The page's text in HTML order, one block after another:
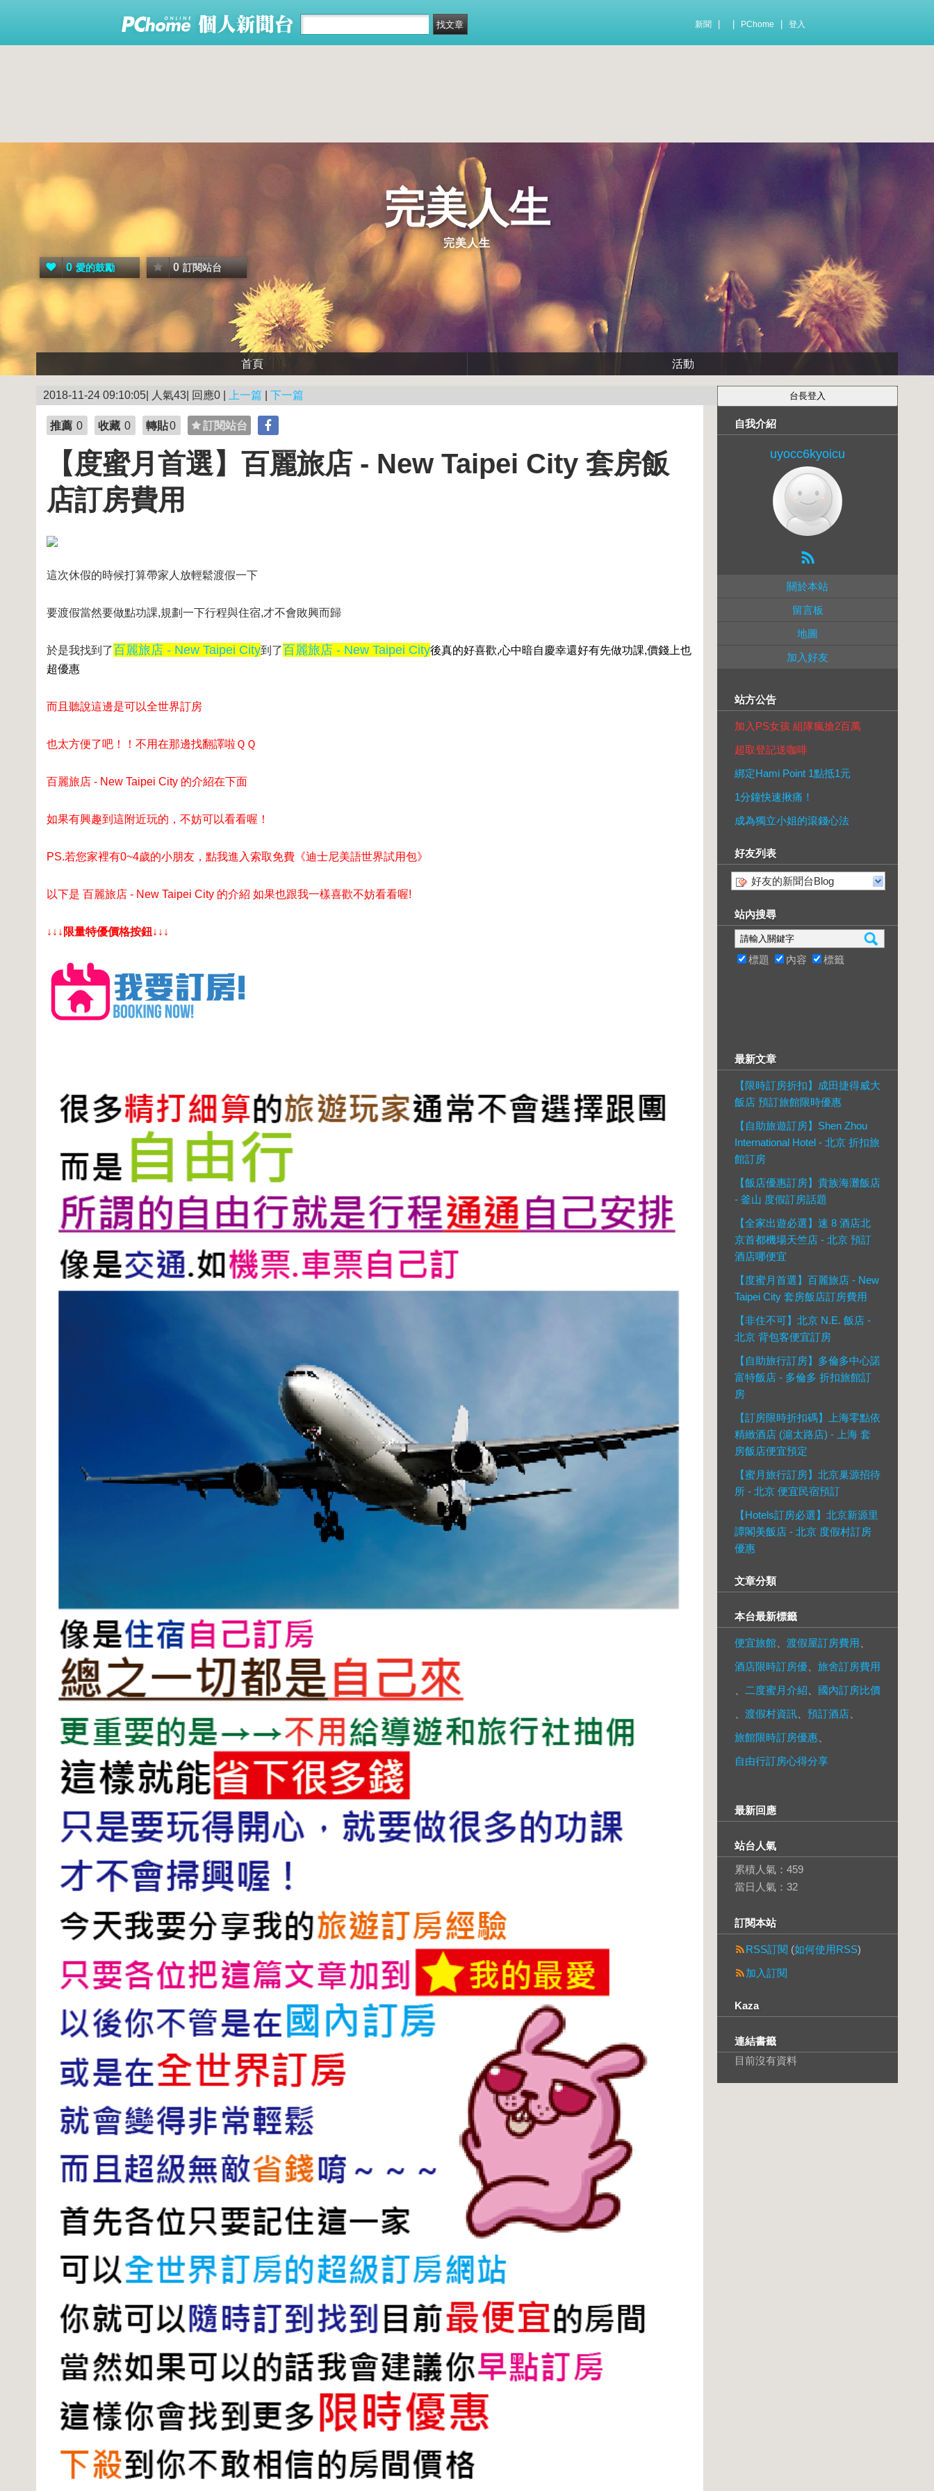
新聞 PChome 登入
完美人生
完美人生
0 愛的鼓勵 0 訂閱站台
首頁 活動
2018-11-24 09:10:05| 人氣43| 回應0 | 上一篇 下一篇
推薦 0 收藏 0 轉貼0 訂閱站台
【度蜜月首選】百麗旅店 - New Taipei City 套房飯
店訂房費用
這次休假的時候打算帶家人放輕鬆渡假一下
要渡假當然要做點功課,規劃一下行程與住宿,才不會敗興而歸
於是我找到了百麗旅店 - New Taipei City到了百麗旅店 - New Taipei City後真的好喜歡,心中暗自慶幸還好有先做功課,價錢上也
超優惠
而且聽說這邊是可以全世界訂房
也太方便了吧！！不用在那邊找翻譯啦ＱＱ
百麗旅店 - New Taipei City 的介紹在下面
如果有興趣到這附近玩的，不妨可以看看喔！
PS.若您家裡有0~4歲的小朋友， 點我進入索取免費《迪士尼美語世界試用包》
以下是 百麗旅店 - New Taipei City 的介紹 如果也跟我一樣喜歡不妨看看喔!
↓↓↓限量特優價格按鈕↓↓↓
自我介紹
uyocc6kyoicu
關於本站
留言板
地圖
加入好友
站方公告
加入PS女孩 組隊瘋搶2百萬
超取登記送咖啡
綁定Hami Point 1點抵1元
1分鐘快速揪痛！
成為獨立小姐的滾錢心法
好友列表
好友的新聞台Blog
站內搜尋
標題 內容 標籤
最新文章
【限時訂房折扣】成田捷得威大
飯店 預訂旅館限時優惠
【自助旅遊訂房】Shen Zhou
International Hotel - 北京 折扣旅
館訂房
【飯店優惠訂房】貴族海灘飯店
- 釜山 度假訂房話題
【全家出遊必選】速 8 酒店北
京首都機場天竺店 - 北京 預訂
酒店哪便宜
【度蜜月首選】百麗旅店 - New
Taipei City 套房飯店訂房費用
【非住不可】北京 N.E. 飯店 -
北京 背包客便宜訂房
【自助旅行訂房】多倫多中心諾
富特飯店 - 多倫多 折扣旅館訂
房
【訂房限時折扣碼】上海零點依
精緻酒店 (滬太路店) - 上海 套
房飯店便宜預定
【蜜月旅行訂房】北京巢源招待
所 - 北京 便宜民宿預訂
【Hotels訂房必選】北京新源里
譚閣美飯店 - 北京 度假村訂房
優惠
文章分類
本台最新標籤
便宜旅館 渡假屋訂房費用
酒店限時訂房優
旅舍訂房費用
二度蜜月介紹
國內訂房比價
渡假村資訊 預訂酒店
旅館限時訂房優惠
自由行訂房心得分享
最新回應
站台人氣
累積人氣： 459
當日人氣： 32
訂閱本站
RSS訂閱 (如何使用RSS)
加入訂閱
Kaza
連結書籤
目前沒有資料